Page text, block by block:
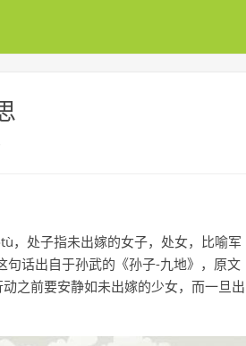
，处子指未出嫁的女子，处女，比喻军
话出自于孙武的《孙子-九地》，原文
之前要安静如未出嫁的少女，而一旦出